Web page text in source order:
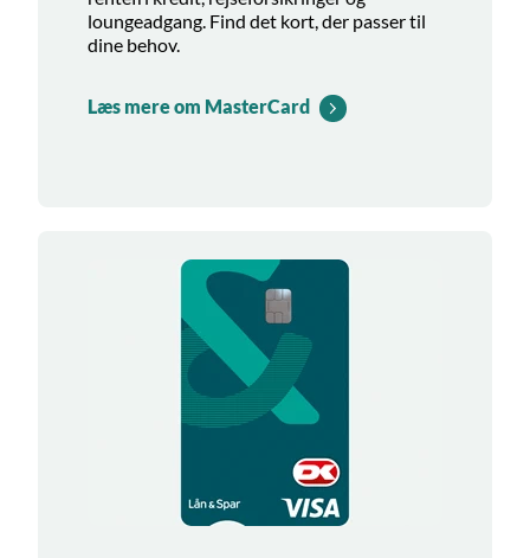
loungeadgang. Find det kort, der passer til
dine behov.
Læs mere om MasterCard